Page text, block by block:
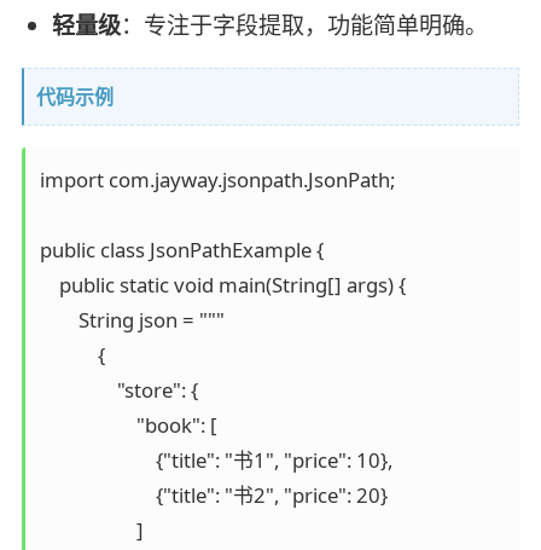
轻量级：专注于字段提取，功能简单明确。
代码示例
import com.jayway.jsonpath.JsonPath;
public class JsonPathExample {
    public static void main(String[] args) {
        String json = """
            {
                "store": {
                    "book": [
                        {"title": "书1", "price": 10},
                        {"title": "书2", "price": 20}
                    ]